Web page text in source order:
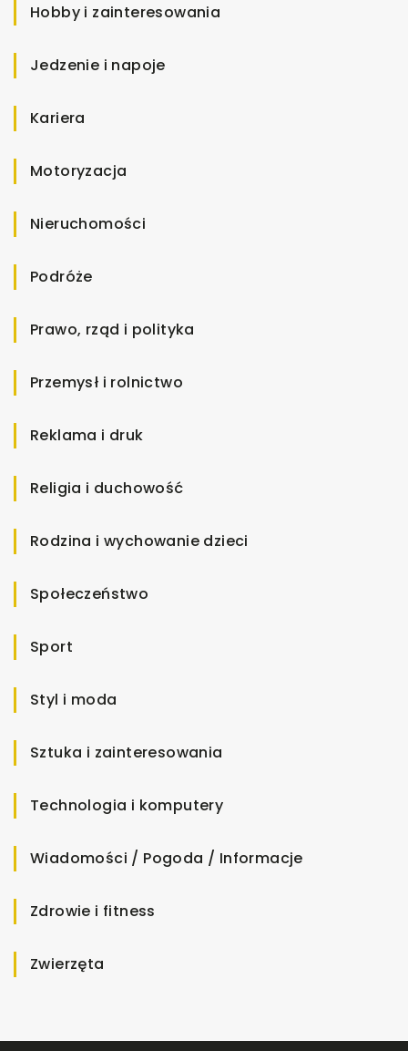
Hobby i zainteresowania
Jedzenie i napoje
Kariera
Motoryzacja
Nieruchomości
Podróże
Prawo, rząd i polityka
Przemysł i rolnictwo
Reklama i druk
Religia i duchowość
Rodzina i wychowanie dzieci
Społeczeństwo
Sport
Styl i moda
Sztuka i zainteresowania
Technologia i komputery
Wiadomości / Pogoda / Informacje
Zdrowie i fitness
Zwierzęta